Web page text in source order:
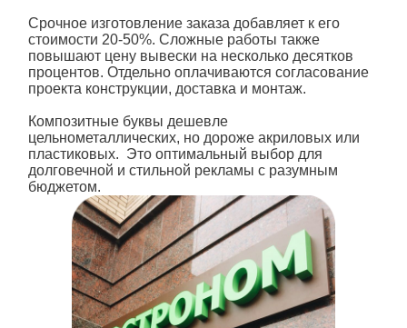
Срочное изготовление заказа добавляет к его
стоимости 20-50%. Сложные работы также
повышают цену вывески на несколько десятков
процентов. Отдельно оплачиваются согласование
проекта конструкции, доставка и монтаж.
Композитные буквы дешевле
цельнометаллических, но дороже акриловых или
пластиковых. Это оптимальный выбор для
долговечной и стильной рекламы с разумным
бюджетом.